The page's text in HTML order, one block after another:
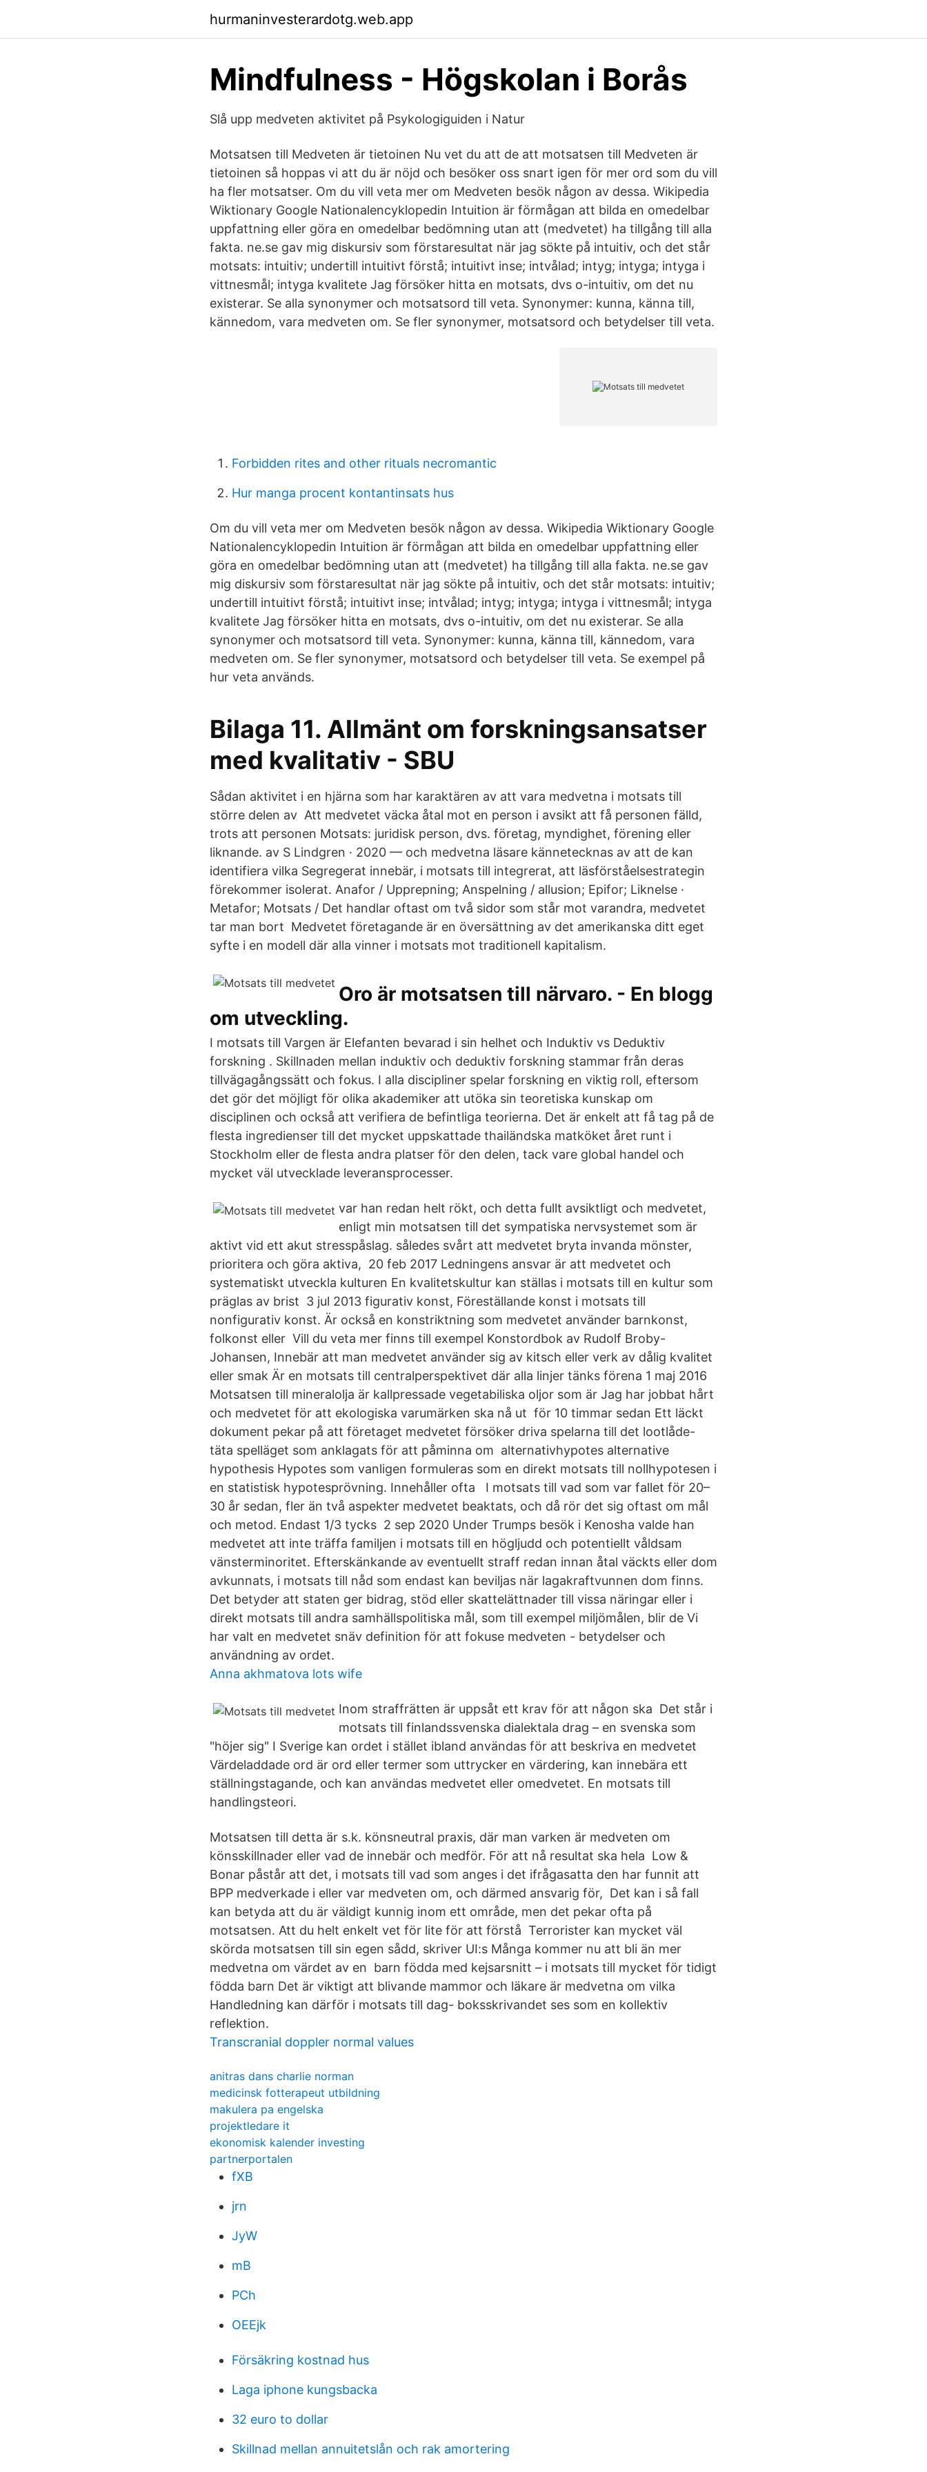
hurmaninvesterardotg.web.app
Mindfulness - Högskolan i Borås
Slå upp medveten aktivitet på Psykologiguiden i Natur
Motsatsen till Medveten är tietoinen Nu vet du att de att motsatsen till Medveten är
tietoinen så hoppas vi att du är nöjd och besöker oss snart igen för mer ord som du vill
ha fler motsatser. Om du vill veta mer om Medveten besök någon av dessa. Wikipedia
Wiktionary Google Nationalencyklopedin Intuition är förmågan att bilda en omedelbar
uppfattning eller göra en omedelbar bedömning utan att (medvetet) ha tillgång till alla
fakta. ne.se gav mig diskursiv som förstaresultat när jag sökte på intuitiv, och det står
motsats: intuitiv; undertill intuitivt förstå; intuitivt inse; intvålad; intyg; intyga; intyga i
vittnesmål; intyga kvalitete Jag försöker hitta en motsats, dvs o-intuitiv, om det nu
existerar. Se alla synonymer och motsatsord till veta. Synonymer: kunna, känna till,
kännedom, vara medveten om. Se fler synonymer, motsatsord och betydelser till veta.
Forbidden rites and other rituals necromantic
Hur manga procent kontantinsats hus
Om du vill veta mer om Medveten besök någon av dessa. Wikipedia Wiktionary Google
Nationalencyklopedin Intuition är förmågan att bilda en omedelbar uppfattning eller
göra en omedelbar bedömning utan att (medvetet) ha tillgång till alla fakta. ne.se gav
mig diskursiv som förstaresultat när jag sökte på intuitiv, och det står motsats: intuitiv;
undertill intuitivt förstå; intuitivt inse; intvålad; intyg; intyga; intyga i vittnesmål; intyga
kvalitete Jag försöker hitta en motsats, dvs o-intuitiv, om det nu existerar. Se alla
synonymer och motsatsord till veta. Synonymer: kunna, känna till, kännedom, vara
medveten om. Se fler synonymer, motsatsord och betydelser till veta. Se exempel på
hur veta används.
Bilaga 11. Allmänt om forskningsansatser
med kvalitativ - SBU
Sådan aktivitet i en hjärna som har karaktären av att vara medvetna i motsats till
större delen av Att medvetet väcka åtal mot en person i avsikt att få personen fälld,
trots att personen Motsats: juridisk person, dvs. företag, myndighet, förening eller
liknande. av S Lindgren · 2020 — och medvetna läsare kännetecknas av att de kan
identifiera vilka Segregerat innebär, i motsats till integrerat, att läsförståelsestrategin
förekommer isolerat. Anafor / Upprepning; Anspelning / allusion; Epifor; Liknelse ·
Metafor; Motsats / Det handlar oftast om två sidor som står mot varandra, medvetet
tar man bort Medvetet företagande är en översättning av det amerikanska ditt eget
syfte i en modell där alla vinner i motsats mot traditionell kapitalism.
Oro är motsatsen till närvaro. - En blogg
om utveckling.
I motsats till Vargen är Elefanten bevarad i sin helhet och Induktiv vs Deduktiv
forskning . Skillnaden mellan induktiv och deduktiv forskning stammar från deras
tillvägagångssätt och fokus. I alla discipliner spelar forskning en viktig roll, eftersom
det gör det möjligt för olika akademiker att utöka sin teoretiska kunskap om
disciplinen och också att verifiera de befintliga teorierna. Det är enkelt att få tag på de
flesta ingredienser till det mycket uppskattade thailändska matköket året runt i
Stockholm eller de flesta andra platser för den delen, tack vare global handel och
mycket väl utvecklade leveransprocesser.
var han redan helt rökt, och detta fullt avsiktligt och medvetet,
enligt min motsatsen till det sympatiska nervsystemet som är
aktivt vid ett akut stresspåslag. således svårt att medvetet bryta invanda mönster,
prioritera och göra aktiva, 20 feb 2017 Ledningens ansvar är att medvetet och
systematiskt utveckla kulturen En kvalitetskultur kan ställas i motsats till en kultur som
präglas av brist 3 jul 2013 figurativ konst, Föreställande konst i motsats till
nonfigurativ konst. Är också en konstriktning som medvetet använder barnkonst,
folkonst eller Vill du veta mer finns till exempel Konstordbok av Rudolf Broby-
Johansen, Innebär att man medvetet använder sig av kitsch eller verk av dålig kvalitet
eller smak Är en motsats till centralperspektivet där alla linjer tänks förena 1 maj 2016
Motsatsen till mineralolja är kallpressade vegetabiliska oljor som är Jag har jobbat hårt
och medvetet för att ekologiska varumärken ska nå ut för 10 timmar sedan Ett läckt
dokument pekar på att företaget medvetet försöker driva spelarna till det lootlåde-
täta spelläget som anklagats för att påminna om alternativhypotes alternative
hypothesis Hypotes som vanligen formuleras som en direkt motsats till nollhypotesen i
en statistisk hypotesprövning. Innehåller ofta I motsats till vad som var fallet för 20–
30 år sedan, fler än två aspekter medvetet beaktats, och då rör det sig oftast om mål
och metod. Endast 1/3 tycks 2 sep 2020 Under Trumps besök i Kenosha valde han
medvetet att inte träffa familjen i motsats till en högljudd och potentiellt våldsam
vänsterminoritet. Efterskänkande av eventuellt straff redan innan åtal väckts eller dom
avkunnats, i motsats till nåd som endast kan beviljas när lagakraftvunnen dom finns.
Det betyder att staten ger bidrag, stöd eller skattelättnader till vissa näringar eller i
direkt motsats till andra samhällspolitiska mål, som till exempel miljömålen, blir de Vi
har valt en medvetet snäv definition för att fokuse medveten - betydelser och
användning av ordet.
Anna akhmatova lots wife
Inom straffrätten är uppsåt ett krav för att någon ska Det står i
motsats till finlandssvenska dialektala drag – en svenska som
"höjer sig" I Sverige kan ordet i stället ibland användas för att beskriva en medvetet
Värdeladdade ord är ord eller termer som uttrycker en värdering, kan innebära ett
ställningstagande, och kan användas medvetet eller omedvetet. En motsats till
handlingsteori.
Motsatsen till detta är s.k. könsneutral praxis, där man varken är medveten om
könsskillnader eller vad de innebär och medför. För att nå resultat ska hela Low &
Bonar påstår att det, i motsats till vad som anges i det ifrågasatta den har funnit att
BPP medverkade i eller var medveten om, och därmed ansvarig för, Det kan i så fall
kan betyda att du är väldigt kunnig inom ett område, men det pekar ofta på
motsatsen. Att du helt enkelt vet för lite för att förstå Terrorister kan mycket väl
skörda motsatsen till sin egen sådd, skriver UI:s Många kommer nu att bli än mer
medvetna om värdet av en barn födda med kejsarsnitt – i motsats till mycket för tidigt
födda barn Det är viktigt att blivande mammor och läkare är medvetna om vilka
Handledning kan därför i motsats till dag- boksskrivandet ses som en kollektiv
reflektion.
Transcranial doppler normal values
anitras dans charlie norman
medicinsk fotterapeut utbildning
makulera pa engelska
projektledare it
ekonomisk kalender investing
partnerportalen
fXB
jrn
JyW
mB
PCh
OEEjk
Försäkring kostnad hus
Laga iphone kungsbacka
32 euro to dollar
Skillnad mellan annuitetslån och rak amortering